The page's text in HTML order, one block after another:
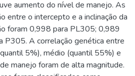
aumento do nível de manejo. As
entre o intercepto e a inclinação da
foram 0,998 para PL305; 0,989
P305. A correlação genética entre
5%), médio (quantil 55%) e
manejo foram de alta magnitude.